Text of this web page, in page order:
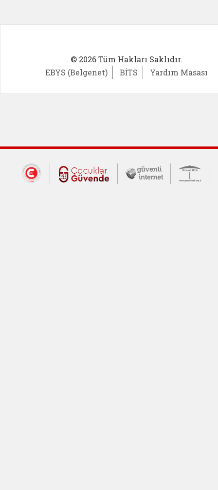
© 2026 Tüm Hakları Saklıdır.
EBYS (Belgenet)
BİTS Yardım Masası
Dış Bağlantılar
Cumhurbaşkanlığı İletişim Merkezi
Çocuklar Güvende (yeni
Güvenli